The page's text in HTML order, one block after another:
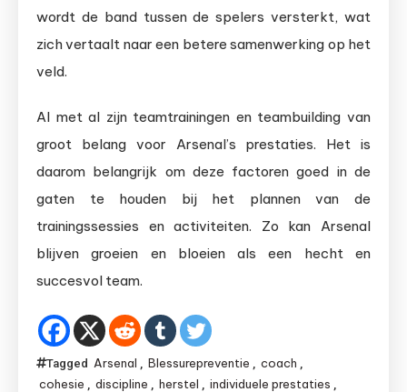
wordt de band tussen de spelers versterkt, wat
zich vertaalt naar een betere samenwerking op het
veld.
Al met al zijn teamtrainingen en teambuilding van
groot belang voor Arsenal’s prestaties. Het is
daarom belangrijk om deze factoren goed in de
gaten te houden bij het plannen van de
trainingssessies en activiteiten. Zo kan Arsenal
blijven groeien en bloeien als een hecht en
succesvol team.
Tagged Arsenal , Blessurepreventie , coach ,
cohesie , discipline , herstel , individuele prestaties ,